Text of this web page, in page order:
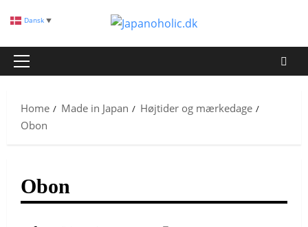
content
Primary
Home
Made in Japan
Højtider og mærkedage
Obon
Obon
Dansk ▼